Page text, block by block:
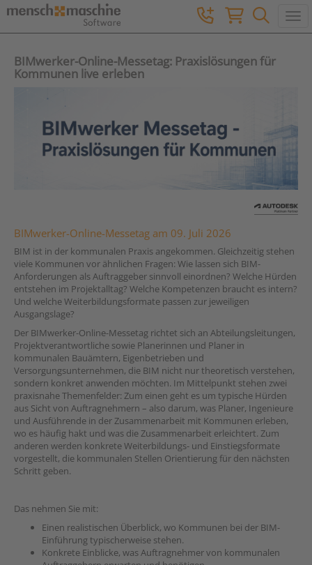
BIMwerker-Online-Messetag: Praxislösungen für
Kommunen live erleben
BIMwerker-Online-Messetag am 09. Juli 2026
BIM ist in der kommunalen Praxis angekommen. Gleichzeitig stehen
viele Kommunen vor ähnlichen Fragen: Wie lassen sich BIM-
Anforderungen als Auftraggeber sinnvoll einordnen? Welche Hürden
entstehen im Projektalltag? Welche Kompetenzen braucht es intern?
Und welche Weiterbildungsformate passen zur jeweiligen
Ausgangslage?
Der BIMwerker-Online-Messetag richtet sich an Abteilungsleitungen,
Projektverantwortliche sowie Planerinnen und Planer in
kommunalen Bauämtern, Eigenbetrieben und
Versorgungsunternehmen, die BIM nicht nur theoretisch verstehen,
sondern konkret anwenden möchten. Im Mittelpunkt stehen zwei
praxisnahe Themenfelder: Zum einen geht es um typische Hürden
aus Sicht von Auftragnehmern – also darum, was Planer, Ingenieure
und Ausführende in der Zusammenarbeit mit Kommunen erleben,
wo es häufig hakt und was die Zusammenarbeit erleichtert. Zum
anderen werden konkrete Weiterbildungs- und Einstiegsformate
vorgestellt, die kommunalen Stellen Orientierung für den nächsten
Schritt geben.
Das nehmen Sie mit:
Einen realistischen Überblick, wo Kommunen bei der BIM-
Einführung typischerweise stehen.
Konkrete Einblicke, was Auftragnehmer von kommunalen